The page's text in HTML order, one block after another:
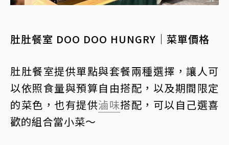
肚肚餐室 DOO DOO HUNGRY｜菜單價格
肚肚餐室提供單點與套餐兩種選擇，讓人可
以依照食量與預算自由搭配，以及期間限定
的菜色，也有提供滷味搭配，可以自己選喜
歡的組合當小菜～